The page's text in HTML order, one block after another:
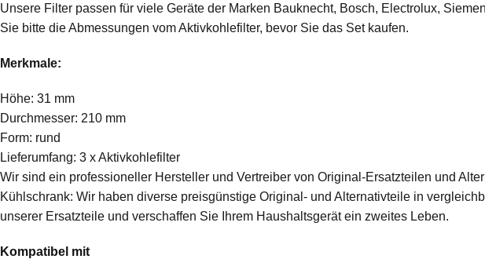
Unsere Filter passen für viele Geräte der Marken Bauknecht, Bosch, Electrolux,
Sie bitte die Abmessungen vom Aktivkohlefilter, bevor Sie das Set kaufen.
Merkmale:
Höhe: 31 mm
Durchmesser: 210 mm
Form: rund
Lieferumfang: 3 x Aktivkohlefilter
Wir sind ein professioneller Hersteller und Vertreiber von Original-Ersatzteilen und
Kühlschrank: Wir haben diverse preisgünstige Original- und Alternativteile in
unserer Ersatzteile und verschaffen Sie Ihrem Haushaltsgerät ein zweites Leben.
Kompatibel mit